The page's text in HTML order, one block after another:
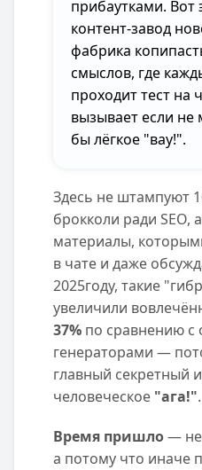
прибаутками. Вот
контент-завод
фабрика
смыслов, где
проходит тест на
вызывает если не
бы лёгкое "вау!".
Здесь не штампуют
брокколи ради SEO,
материалы,
в чате и даже
2025году, такие
увеличили
37% по сравнению
генераторами —
главный секретный
человеческое "ага!".
Время пришло— не
а потому что иначе